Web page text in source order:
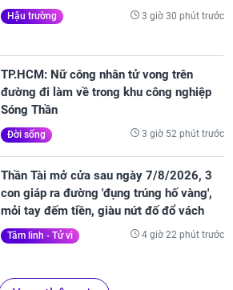
Hậu trường 3 giờ 30 phút trước
TP.HCM: Nữ công nhân tử vong trên
đường đi làm về trong khu công nghiệp
Sóng Thần
Đời sống 3 giờ 52 phút trước
Thần Tài mở cửa sau ngày 7/8/2026, 3
con giáp ra đường 'đụng trúng hố vàng',
mỏi tay đếm tiền, giàu nứt đố đổ vách
Tâm linh - Tử vi 4 giờ 22 phút trước